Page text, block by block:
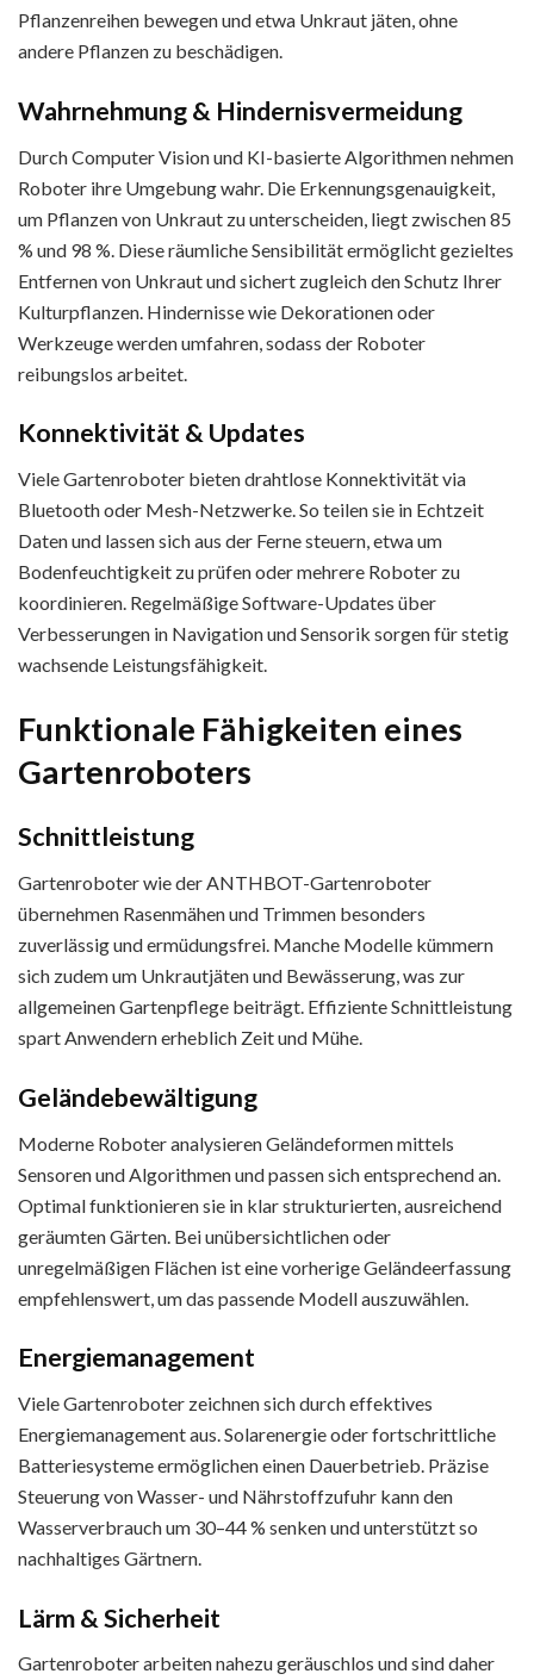
Pflanzenreihen bewegen und etwa Unkraut jäten, ohne
andere Pflanzen zu beschädigen.
Wahrnehmung & Hindernisvermeidung
Durch Computer Vision und KI-basierte Algorithmen nehmen
Roboter ihre Umgebung wahr. Die Erkennungsgenauigkeit,
um Pflanzen von Unkraut zu unterscheiden, liegt zwischen 85
% und 98 %. Diese räumliche Sensibilität ermöglicht gezieltes
Entfernen von Unkraut und sichert zugleich den Schutz Ihrer
Kulturpflanzen. Hindernisse wie Dekorationen oder
Werkzeuge werden umfahren, sodass der Roboter
reibungslos arbeitet.
Konnektivität & Updates
Viele Gartenroboter bieten drahtlose Konnektivität via
Bluetooth oder Mesh-Netzwerke. So teilen sie in Echtzeit
Daten und lassen sich aus der Ferne steuern, etwa um
Bodenfeuchtigkeit zu prüfen oder mehrere Roboter zu
koordinieren. Regelmäßige Software-Updates über
Verbesserungen in Navigation und Sensorik sorgen für stetig
wachsende Leistungsfähigkeit.
Funktionale Fähigkeiten eines
Gartenroboters
Schnittleistung
Gartenroboter wie der ANTHBOT-Gartenroboter
übernehmen Rasenmähen und Trimmen besonders
zuverlässig und ermüdungsfrei. Manche Modelle kümmern
sich zudem um Unkrautjäten und Bewässerung, was zur
allgemeinen Gartenpflege beiträgt. Effiziente Schnittleistung
spart Anwendern erheblich Zeit und Mühe.
Geländebewältigung
Moderne Roboter analysieren Geländeformen mittels
Sensoren und Algorithmen und passen sich entsprechend an.
Optimal funktionieren sie in klar strukturierten, ausreichend
geräumten Gärten. Bei unübersichtlichen oder
unregelmäßigen Flächen ist eine vorherige Geländeerfassung
empfehlenswert, um das passende Modell auszuwählen.
Energiemanagement
Viele Gartenroboter zeichnen sich durch effektives
Energiemanagement aus. Solarenergie oder fortschrittliche
Batteriesysteme ermöglichen einen Dauerbetrieb. Präzise
Steuerung von Wasser- und Nährstoffzufuhr kann den
Wasserverbrauch um 30–44 % senken und unterstützt so
nachhaltiges Gärtnern.
Lärm & Sicherheit
Gartenroboter arbeiten nahezu geräuschlos und sind daher